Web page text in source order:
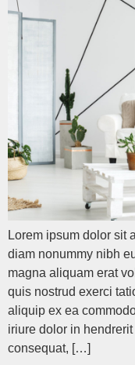
Lorem ipsum dolor sit
diam nonummy nibh
magna aliquam erat
quis nostrud exerci
aliquip ex ea
iriure dolor in
consequat, […]